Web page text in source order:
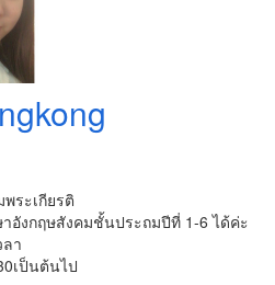
ระเกียรติ
อังกฤษสังคมชั้นประถมปีที่ 1-6 ได้ค่ะ
า
เป็นต้นไป